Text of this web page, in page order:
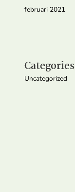
februari 2021
Categories
Uncategorized